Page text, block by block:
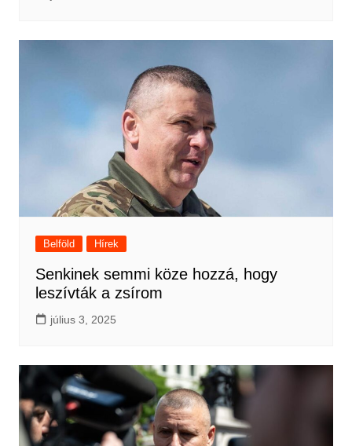
Belföld Hírek
Senkinek semmi köze hozzá, hogy
leszívták a zsírom
július 3, 2025